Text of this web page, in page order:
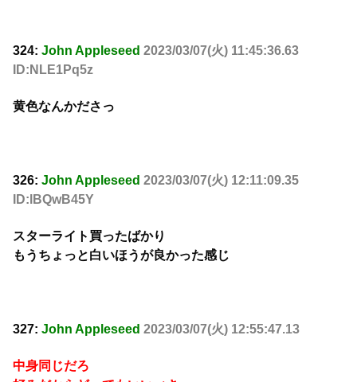
324: John Appleseed 2023/03/07(火) 11:45:36.63
ID:NLE1Pq5z
黄色なんかださっ
326: John Appleseed 2023/03/07(火) 12:11:09.35
ID:lBQwB45Y
スターライト買ったばかり
もうちょっと白いほうが良かった感じ
327: John Appleseed 2023/03/07(火) 12:55:47.13
中身同じだろ